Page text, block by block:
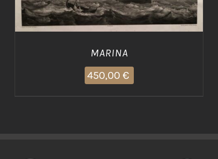
MARINA
450,00 €